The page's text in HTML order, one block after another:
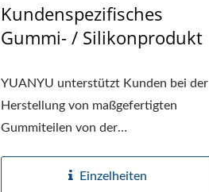
Kundenspezifisches
Gummi- / Silikonprodukt
YUANYU unterstützt Kunden bei der
Herstellung von maßgefertigten
Gummiteilen von der
Einzelheiten
Silikon-Schutzabdeckung